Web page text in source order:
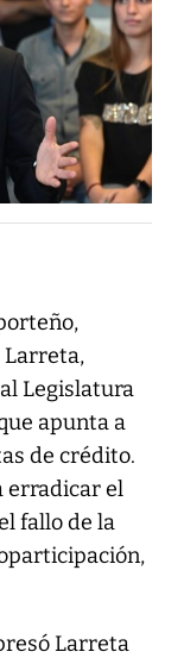
Larreta,
Legislatura
apunta a
de crédito.
erradicar el
fallo de la
Larreta